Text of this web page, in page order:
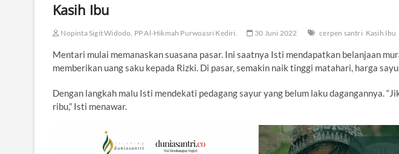
Kasih Ibu
Nopinta Sigit Widodo, PP Al-Hikmah Purwoasri Kediri. 30 Juni 2022 cerpen santri Kasih Ibu
Mentari mulai memanaskan suasana pasar. Ini saatnya Isti mendapatkan belanjaan
memberikan uang saku kepada Rizki. Di pasar, semakin naik tinggi matahari, harga
Dengan langkah malu Isti mendekati pedagang sayur yang belum laku dagangannya.
ribu,” Isti menawar.